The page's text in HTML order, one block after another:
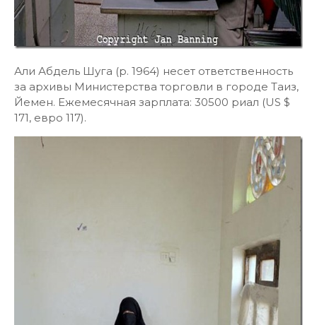
Али Абдель Шуга (р. 1964) несет ответственность
за архивы Министерства торговли в городе Таиз,
Йемен. Ежемесячная зарплата: 30500 риал (US $
171, евро 117).